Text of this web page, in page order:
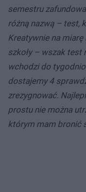
semestru
różną nazwą – test,
Kreatywnie na miarę
szkoły – wszak test
wchodzi do
dostajemy 4
zrezygnować.
prostu nie można
którym mam bronić